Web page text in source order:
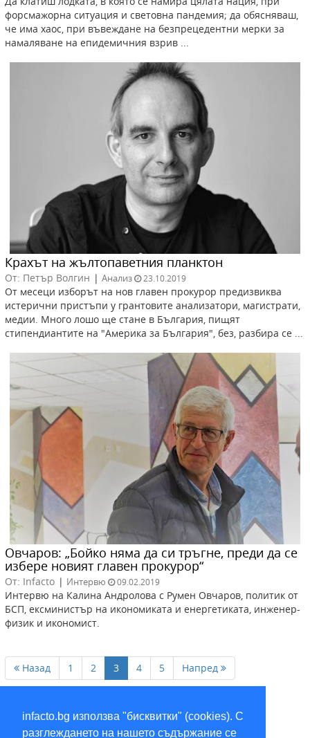
infacto.bg използва "бисквитки" (cookies). С
разглеждането на нашето съдържание се
форсмажорна ситуация и световна пандемия; да обясняваш,
че има хаос, при въвеждане на безпрецедентни мерки за
намаляване на епидемичния взрив ...
Крахът на жълтопаветния планктон
От: Петър Волгин | Анализ 23.10.2019
От месеци изборът на нов главен прокурор предизвиква
истерични пристъпи у грантовите анализатори, магистрати,
медии. Много лошо ще стане в България, пищят
стипендиантите на "Америка за България", без, разбира се ...
Овчаров: „Бойко няма да си тръгне, преди да се
избере новият главен прокурор“
От: Infacto | Интервю 09.02.2019
Интервю на Калина Андролова с Румен Овчаров, политик от
БСП, ексминистър на икономиката и енергетиката, инженер-
физик и икономист.
Назад 1 2 3 4 5 Напред